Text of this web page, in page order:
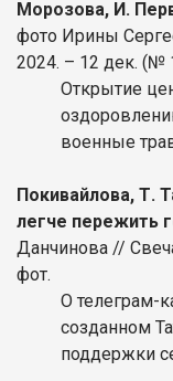
Морозова, И.
фото Ирины
2024. – 12 дек. (№
Открытие
военные
Покивайлова, Т.
легче пережить
Данчинова //
фот.
О телеграм-
созданном
поддержки